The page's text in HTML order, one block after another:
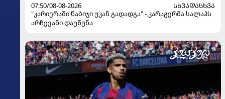
07:50/08-08-2026
ᲡᲮᲕᲐᲓᲐᲡᲮᲕᲐ
"კარიერაში ნაბიჯი უკან გადადგა" - კარაგერმა სალაჰს
არჩევანი დაუწუნა